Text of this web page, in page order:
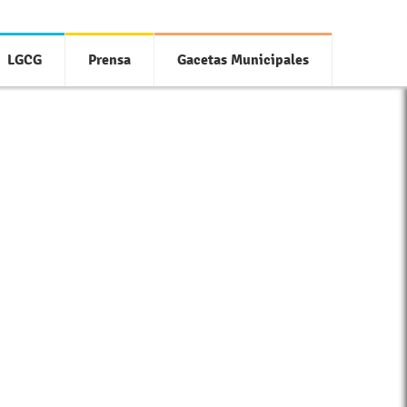
LGCG Prensa Gacetas Municipales